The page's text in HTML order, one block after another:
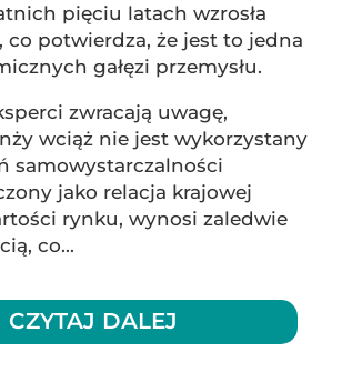
pięciu latach wzrosła
co potwierdza, że jest to jedna
gałęzi przemysłu.
zwracają uwagę,
wciąż nie jest wykorzystany
samowystarczalności
jako relacja krajowej
rynku, wynosi zaledwie
co...
CZYTAJ DALEJ